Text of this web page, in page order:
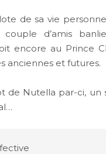
de sa vie
d’amis
encore au Prince
anciennes et futures.
de Nutella par-ci,